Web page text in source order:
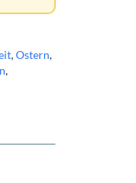
,Ostern,
,